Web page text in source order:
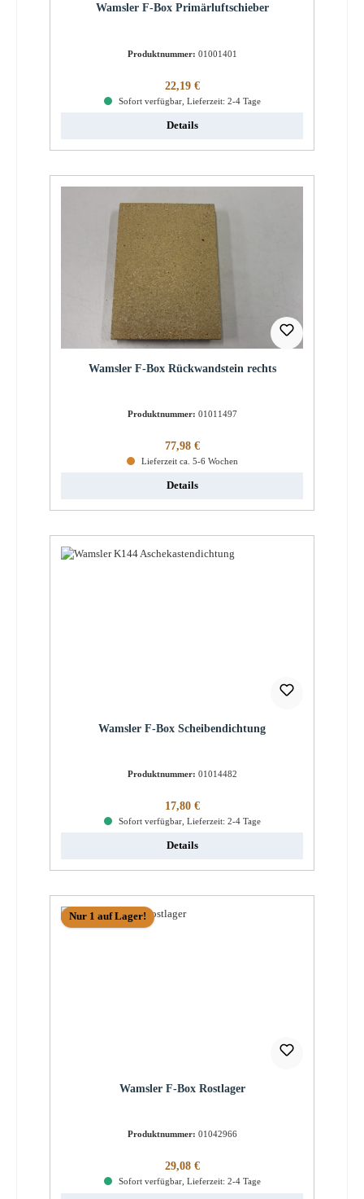
Wamsler F-Box Primärluftschieber
Produktnummer: 01001401
Regulärer Preis:
22,19 €
Sofort verfügbar, Lieferzeit: 2-4 Tage
Details
Wamsler F-Box Rückwandstein rechts
Produktnummer: 01011497
Regulärer Preis:
77,98 €
Lieferzeit ca. 5-6 Wochen
Details
Wamsler F-Box Scheibendichtung
Produktnummer: 01014482
Regulärer Preis:
17,80 €
Sofort verfügbar, Lieferzeit: 2-4 Tage
Details
Nur 1 auf Lager!
Wamsler F-Box Rostlager
Produktnummer: 01042966
Regulärer Preis:
29,08 €
Sofort verfügbar, Lieferzeit: 2-4 Tage